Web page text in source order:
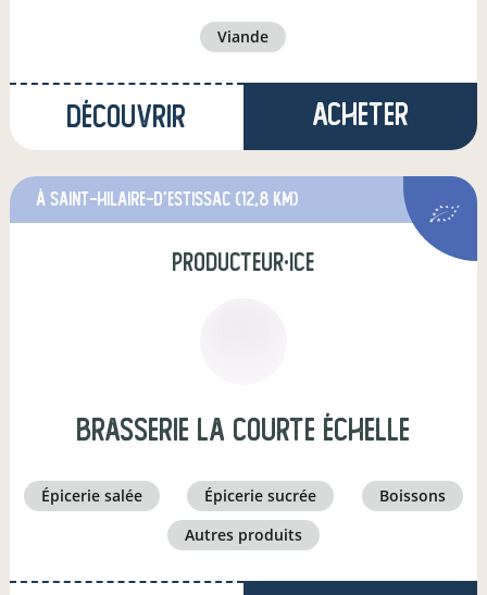
viande
Découvrir Acheter
à Saint-Hilaire-d'Estissac (12,8 km)
producteur·ice
Brasserie La Courte Échelle
épicerie salée épicerie sucrée
boissons
autres produits